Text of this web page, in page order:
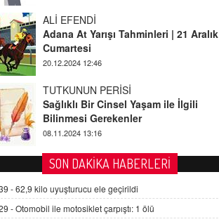
ALİ EFENDİ
Adana At Yarışı Tahminleri | 21 Aralık
Cumartesi
20.12.2024 12:46
TUTKUNUN PERİSİ
Sağlıklı Bir Cinsel Yaşam ile İlgili
Bilinmesi Gerekenler
08.11.2024 13:16
FARUK ÖNALAN
Tezkere Onaylanmasaydı…
2 Kasım 2021 Salı 00:11
SON DAKİKA HABERLERİ
-62,9 kilo uyuşturucu ele geçirildi
-Otomobil ile motosiklet çarpıştı: 1 ölü